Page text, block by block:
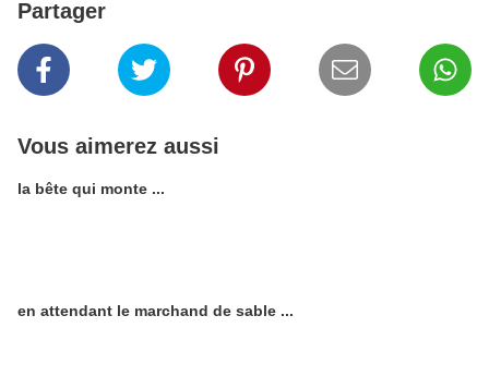
Partager
Vous aimerez aussi
la bête qui monte ...
en attendant le marchand de sable ...